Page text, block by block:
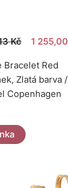
Kč 1
Bracelet Red
Zlatá barva
Copenhagen